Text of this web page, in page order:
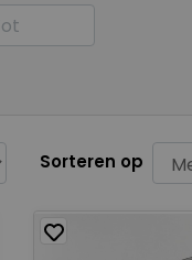
Sorteren op